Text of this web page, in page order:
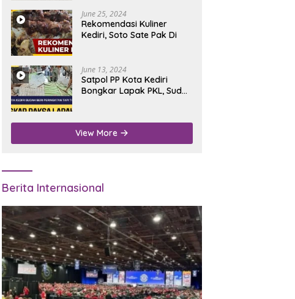
June 25, 2024
Rekomendasi Kuliner
Kediri, Soto Sate Pak Di
June 13, 2024
Satpol PP Kota Kediri
Bongkar Lapak PKL, Sudah
View More
Berita Internasional